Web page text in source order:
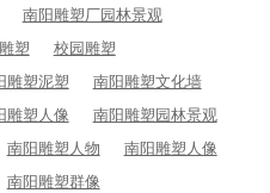
南阳雕塑厂园林景观
塑
校园雕塑
雕塑泥塑
南阳雕塑文化墙
雕塑人像
南阳雕塑园林景观
南阳雕塑人物
南阳雕塑人像
南阳雕塑群像